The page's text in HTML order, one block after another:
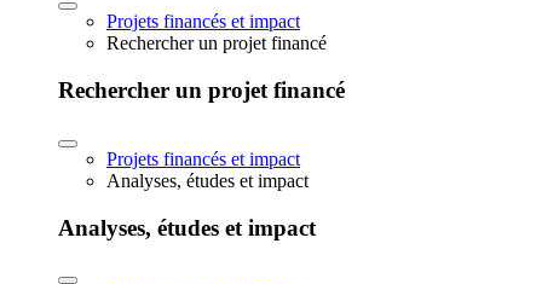
Projets financés et impact
Rechercher un projet financé
Rechercher un projet financé
Projets financés et impact
Analyses, études et impact
Analyses, études et impact